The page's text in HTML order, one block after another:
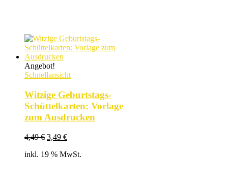
Angebot!
Schnellansicht
Witzige Geburtstags-
Schüttelkarten: Vorlage
zum Ausdrucken
4,49€ Ursprünglicher
war:
3,49 €Aktueller
ist:
inkl. 19 % MwSt.